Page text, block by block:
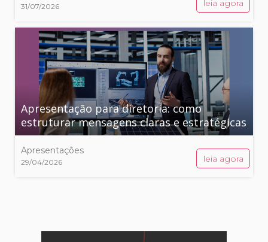
31/07/2026 leia agora
Apresentação para diretoria: como
estruturar mensagens claras e estratégicas
Apresentações
29/04/2026 leia agora